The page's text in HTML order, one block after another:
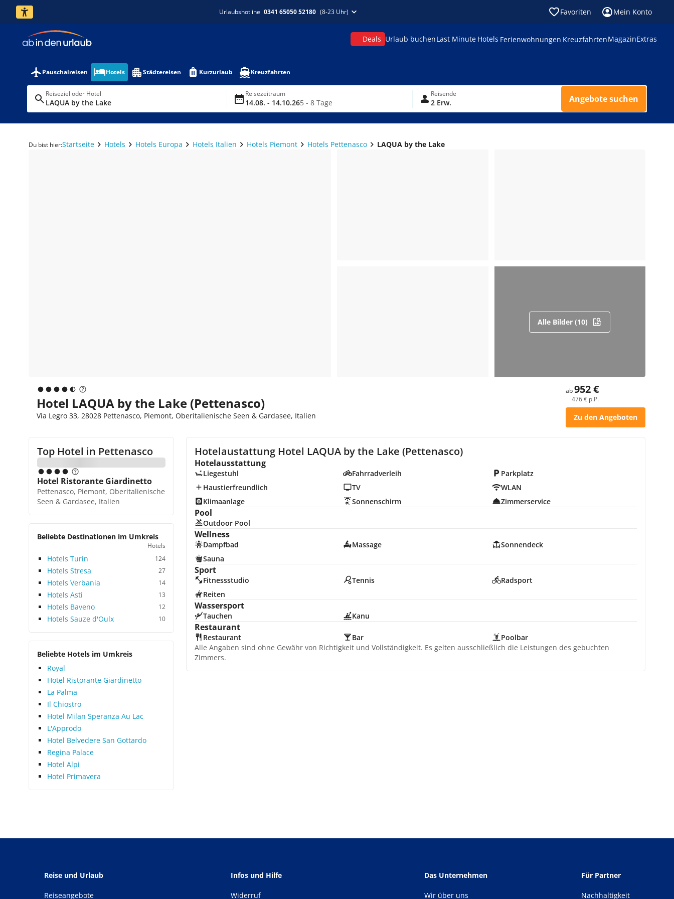
Urlaubshotline 0341 65050 52180 (8-23 Uhr) Favoriten Mein Konto
Deals Urlaub buchenLast Minute Hotels Ferienwohnungen KreuzfahrtenMagazinExtras
Pauschalreisen Hotels Städtereisen Kurzurlaub Kreuzfahrten
Reiseziel oder Hotel
LAQUA by the Lake
Reisezeitraum
14.08. - 14.10.265 - 8 Tage
Reisende
2 Erw. Angebote suchen
Du bist hier:Startseite Hotels Hotels Europa Hotels Italien Hotels Piemont Hotels Pettenasco LAQUA by the Lake
Alle Bilder (10)
Hotel LAQUA by the Lake (Pettenasco)
Via Legro 33, 28028 Pettenasco, Piemont, Oberitalienische Seen & Gardasee, Italien
ab952 €
476 € p.P.
Zu den Angeboten
Top Hotel in Pettenasco
Hotel Ristorante Giardinetto
Pettenasco, Piemont, Oberitalienische
Seen & Gardasee, Italien
Beliebte Destinationen im Umkreis
Hotels
Hotels Turin 124
Hotels Stresa 27
Hotels Verbania 14
Hotels Asti 13
Hotels Baveno 12
Hotels Sauze d'Oulx 10
Beliebte Hotels im Umkreis
Royal
Hotel Ristorante Giardinetto
La Palma
Il Chiostro
Hotel Milan Speranza Au Lac
L'Approdo
Hotel Belvedere San Gottardo
Regina Palace
Hotel Alpi
Hotel Primavera
Hotelaustattung Hotel LAQUA by the Lake (Pettenasco)
Hotelausstattung
Liegestuhl Fahrradverleih
Parkplatz
Haustierfreundlich
TV
WLAN
Klimaanlage
Sonnenschirm Zimmerservice
Pool
Outdoor Pool
Wellness
Dampfbad Massage
Sonnendeck
Sauna
Sport
Fitnessstudio Tennis
Radsport
Reiten
Wassersport
Tauchen Kanu
Restaurant
Restaurant Bar
Poolbar
Alle Angaben sind ohne Gewähr von Richtigkeit und Vollständigkeit. Es gelten ausschließlich die Leistungen des gebuchten
Zimmers.
Reise und Urlaub
Reiseangebote
Infos und Hilfe
Widerruf
Das Unternehmen
Wir über uns
Für Partner
Nachhaltigkeit